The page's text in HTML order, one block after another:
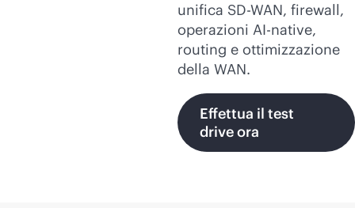
unifica SD-WAN, firewall,
operazioni AI-native,
routing e ottimizzazione
della WAN.
Effettua il test
drive ora